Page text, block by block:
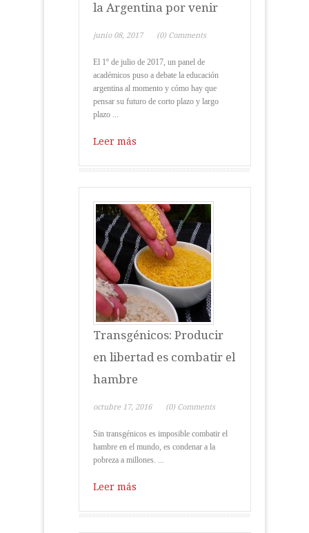
la Argentina por venir
junio 08, 2017 (0) Comments
El 1º de julio de 2017, un panel de
académicos puso a debate la educación
argentina al momento y cómo hay que
pensar su futuro de corto plazo y largo
plazo ...
Leer más
Transgénicos: Producir
en libertad es combatir el
hambre
octubre 17, 2016 (0) Comments
Sin transgénicos es imposible combatir el
hambre en el mundo, es condenar a la
pobreza a millones. ...
Leer más